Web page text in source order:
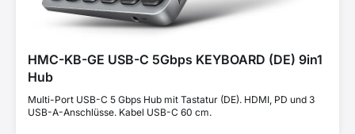
HMC-KB-GE USB-C 5Gbps KEYBOARD (DE) 9in1
Hub
Multi-Port USB-C 5 Gbps Hub mit Tastatur (DE). HDMI, PD und 3
USB-A-Anschlüsse. Kabel USB-C 60 cm.